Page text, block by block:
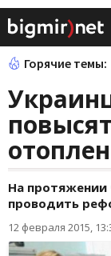
Горячие темы:
На протяжении
проводить
12 февраля 2015,